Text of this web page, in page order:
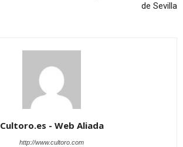
de Sevilla
Cultoro.es - Web Aliada
http://www.cultoro.com